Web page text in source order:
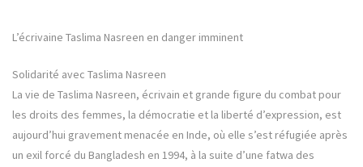
L’écrivaine Taslima Nasreen en danger imminent
Solidarité avec Taslima Nasreen
La vie de Taslima Nasreen, écrivain et grande figure du combat pour
les droits des femmes, la démocratie et la liberté d’expression, est
aujourd’hui gravement menacée en Inde, où elle s’est réfugiée après
un exil forcé du Bangladesh en 1994, à la suite d’une fatwa des